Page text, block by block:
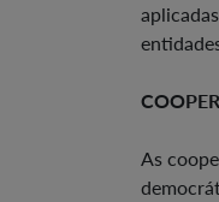
As